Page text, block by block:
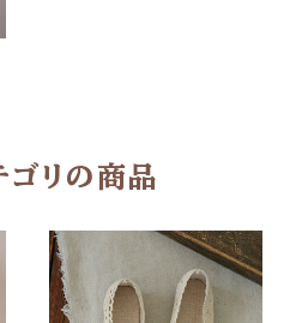
ゴリの商品